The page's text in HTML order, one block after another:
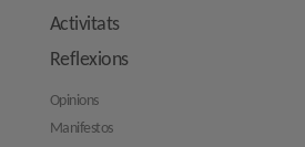
Activitats
Reflexions
Opinions
Manifestos